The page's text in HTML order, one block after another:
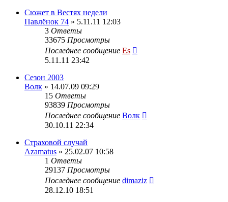
Сюжет в Вестях недели
Павлёнок 74 » 5.11.11 12:03
3 Ответы
33675 Просмотры
Последнее сообщение Es
5.11.11 23:42
Сезон 2003
Волк » 14.07.09 09:29
15 Ответы
93839 Просмотры
Последнее сообщение Волк
30.10.11 22:34
Страховой случай
Azamatus » 25.02.07 10:58
1 Ответы
29137 Просмотры
Последнее сообщение dimaziz
28.12.10 18:51